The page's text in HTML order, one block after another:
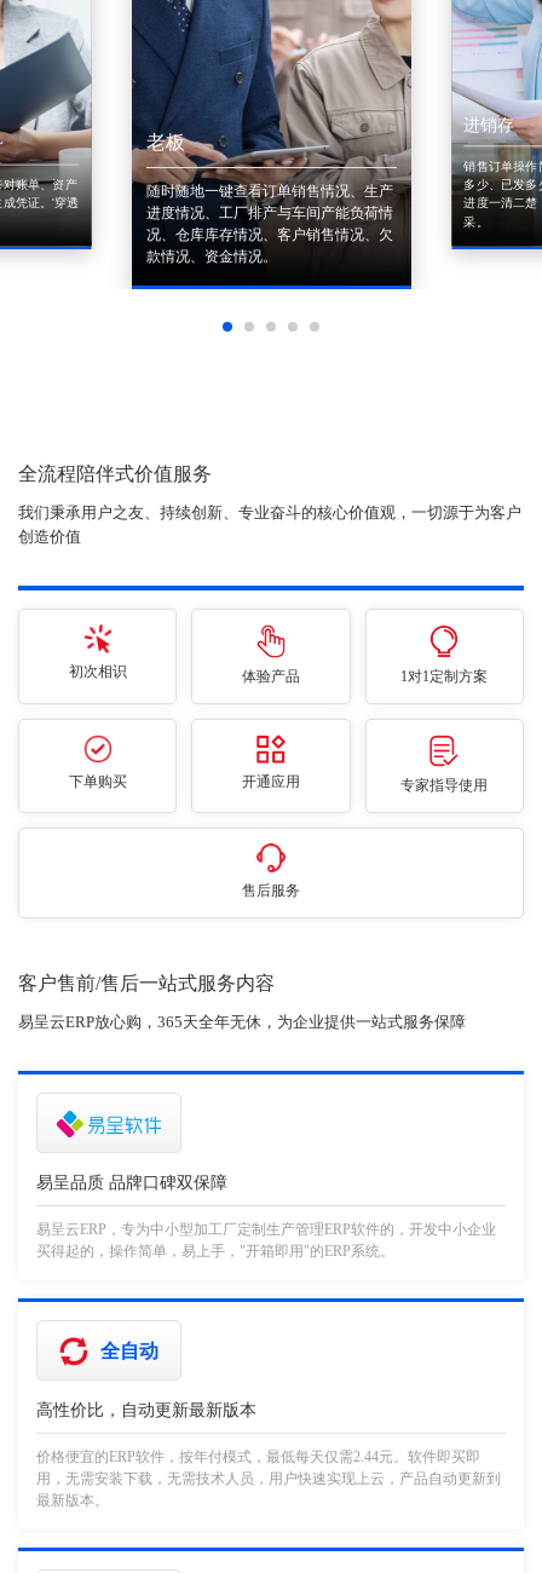
账单、资产
凭证。'穿透
老板
随时随地一键查看订单销售情况、生产
进度情况、工厂排产与车间产能负荷情
况、仓库库存情况、客户销售情况、欠
款情况、资金情况。
进销存
销售订单操作
多少、已发多
进度一清二楚
采。
全流程陪伴式价值服务
我们秉承用户之友、持续创新、专业奋斗的核心价值观，一切源于为客户
创造价值
初次相识 体验产品 1对1定制方案
下单购买 开通应用 专家指导使用
售后服务
客户售前/售后一站式服务内容
易呈云ERP放心购，365天全年无休，为企业提供一站式服务保障
易呈品质 品牌口碑双保障
易呈云ERP，专为中小型加工厂定制生产管理ERP软件的，开发中小企业
买得起的，操作简单，易上手，"开箱即用"的ERP系统。
全自动
高性价比，自动更新最新版本
价格便宜的ERP软件，按年付模式，最低每天仅需2.44元。软件即买即
用，无需安装下载，无需技术人员，用户快速实现上云，产品自动更新到
最新版本。